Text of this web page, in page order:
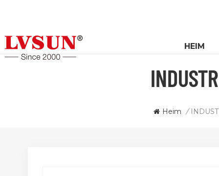
HEIM
Heim /